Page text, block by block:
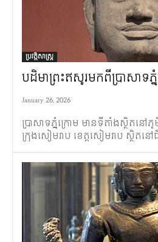
ប្រវត្តិសាស្ត្រ
បដិមាព្រះឥសូរមកពីប្រាសាទភ្
January 26, 2026
ប្រាសាទភ្នំក្រោម មានទីតាំងស្ថិតនៅ
ក្រុងសៀមរាប ខេត្តសៀមរាប ស្ថិតនៅ